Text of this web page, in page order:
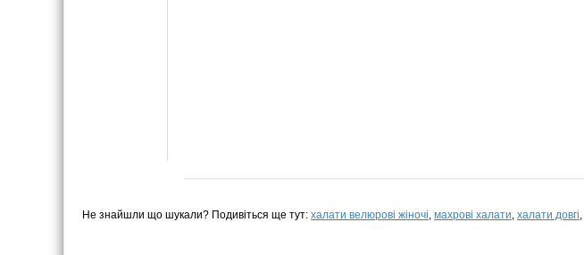
Не знайшли що шукали? Подивіться ще тут: халати велюрові жіночі, махрові халати, халати довгі,